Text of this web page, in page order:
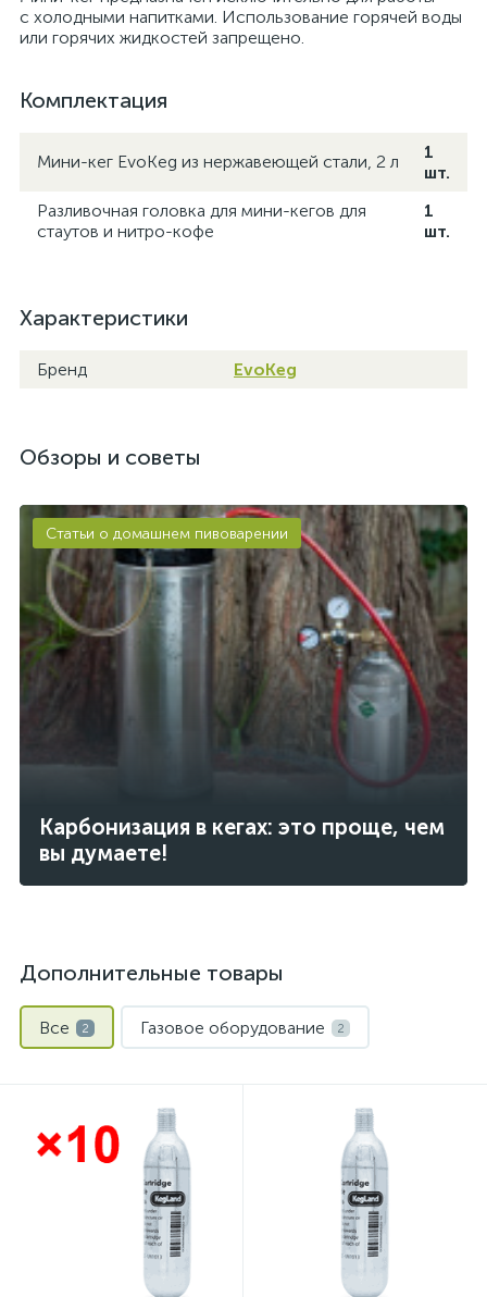
с холодными напитками. Использование горячей воды
или горячих жидкостей запрещено.
Комплектация
Мини-кег EvoKeg из нержавеющей стали, 2 л
1
шт.
Разливочная головка для мини-кегов для
стаутов и нитро-кофе
1
шт.
Характеристики
Бренд EvoKeg
Обзоры и советы
Карбонизация в кегах: это проще, чем
вы думаете!
Статьи о домашнем пивоварении
Дополнительные товары
Все 2 Газовое оборудование 2